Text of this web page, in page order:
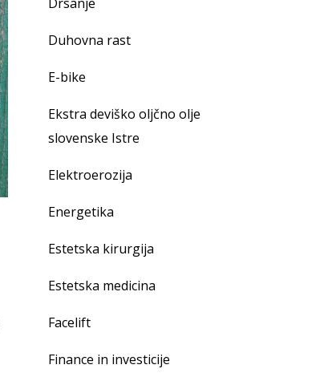
Duhovna rast
E-bike
Ekstra deviško oljčno olje
slovenske Istre
Elektroerozija
Energetika
Estetska kirurgija
Estetska medicina
Facelift
Finance in investicije